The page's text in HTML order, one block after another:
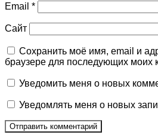
Email *
Сайт
Сохранить моё имя, email и
браузере для последующих моих
Уведомить меня о новых
Уведомлять меня о новых